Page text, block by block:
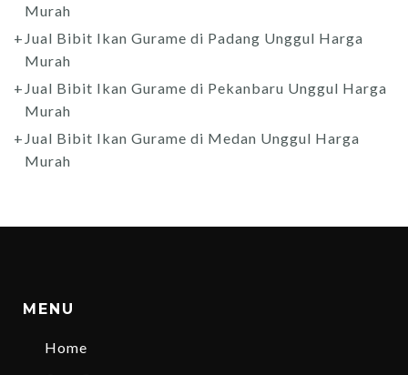
Murah
Jual Bibit Ikan Gurame di Padang Unggul Harga
Murah
Jual Bibit Ikan Gurame di Pekanbaru Unggul Harga
Murah
Jual Bibit Ikan Gurame di Medan Unggul Harga
Murah
MENU
Home